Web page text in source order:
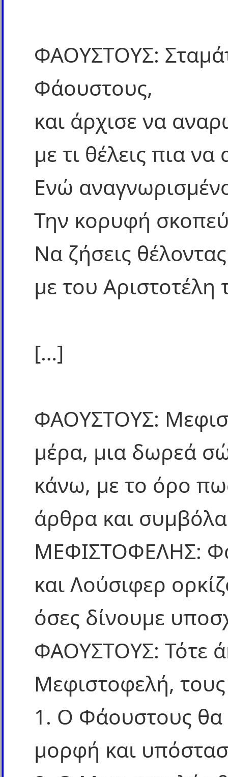
ΦΑΟΥΣΤΟΥΣ:
Φάουστους,
και άρχισε να
με τι θέλεις πια να
Ενώ
Την κορυφή
Να ζήσεις
με του Αριστοτέλη
[…]
ΦΑΟΥΣΤΟΥΣ:
μέρα, μια δωρεά
κάνω, με το όρο
άρθρα και
ΜΕΦΙΣΤΟΦΕΛΗΣ:
και Λούσιφερ
όσες δίνουμε
ΦΑΟΥΣΤΟΥΣ: Τότε
Μεφιστοφελή,
1. Ο Φάουστους θα
μορφή και